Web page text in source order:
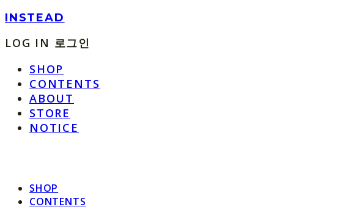
INSTEAD
LOG IN 로그인
SHOP
CONTENTS
ABOUT
STORE
NOTICE
SHOP
CONTENTS